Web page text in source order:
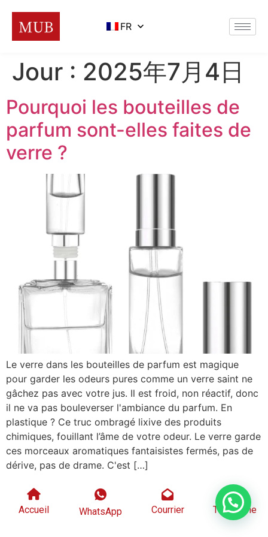
FR
Jour : 2025年7月4日
Pourquoi les bouteilles de
parfum sont-elles faites de
verre ?
Le verre dans les bouteilles de parfum est magique
pour garder les odeurs pures comme un verre saint ne
gâchez pas avec votre jus. Il est froid, non réactif, donc
il ne va pas bouleverser l'ambiance du parfum. En
plastique ? Ce truc ombragé lixive des produits
chimiques, fouillant l’âme de votre odeur. Le verre garde
ces morceaux aromatiques fantaisistes fermés, pas de
dérive, pas de drame. C'est […]
Accueil WhatsApp Courrier Téléphone